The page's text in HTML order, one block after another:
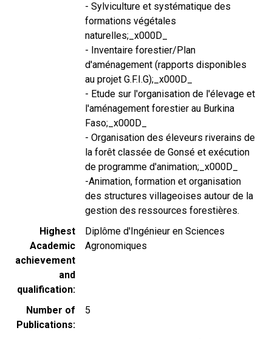
- Sylviculture et systématique des
formations végétales
naturelles;_x000D_
- Inventaire forestier/Plan
d'aménagement (rapports disponibles
au projet G.F.I.G);_x000D_
- Etude sur l'organisation de l'élevage et
l'aménagement forestier au Burkina
Faso;_x000D_
- Organisation des éleveurs riverains de
la forêt classée de Gonsé et exécution
de programme d'animation;_x000D_
-Animation, formation et organisation
des structures villageoises autour de la
gestion des ressources forestières.
Highest
Academic
achievement
and
qualification
Diplôme d'Ingénieur en Sciences
Agronomiques
Number of
Publications
5